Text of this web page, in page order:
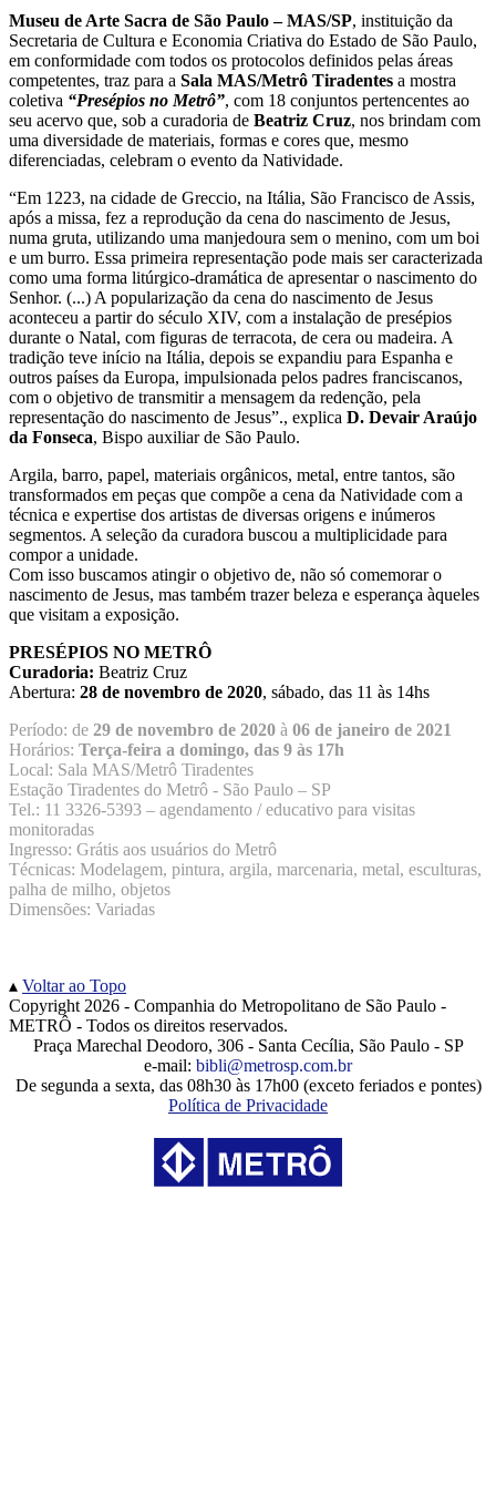
Museu de Arte Sacra de São Paulo – MAS/SP, instituição da
Secretaria de Cultura e Economia Criativa do Estado de São Paulo,
em conformidade com todos os protocolos definidos pelas áreas
competentes, traz para a Sala MAS/Metrô Tiradentes a mostra
coletiva “Presépios no Metrô”, com 18 conjuntos pertencentes ao
seu acervo que, sob a curadoria de Beatriz Cruz, nos brindam com
uma diversidade de materiais, formas e cores que, mesmo
diferenciadas, celebram o evento da Natividade.
“Em 1223, na cidade de Greccio, na Itália, São Francisco de Assis,
após a missa, fez a reprodução da cena do nascimento de Jesus,
numa gruta, utilizando uma manjedoura sem o menino, com um boi
e um burro. Essa primeira representação pode mais ser caracterizada
como uma forma litúrgico-dramática de apresentar o nascimento do
Senhor. (...) A popularização da cena do nascimento de Jesus
aconteceu a partir do século XIV, com a instalação de presépios
durante o Natal, com figuras de terracota, de cera ou madeira. A
tradição teve início na Itália, depois se expandiu para Espanha e
outros países da Europa, impulsionada pelos padres franciscanos,
com o objetivo de transmitir a mensagem da redenção, pela
representação do nascimento de Jesus”., explica D. Devair Araújo
da Fonseca, Bispo auxiliar de São Paulo.
Argila, barro, papel, materiais orgânicos, metal, entre tantos, são
transformados em peças que compõe a cena da Natividade com a
técnica e expertise dos artistas de diversas origens e inúmeros
segmentos. A seleção da curadora buscou a multiplicidade para
compor a unidade.
Com isso buscamos atingir o objetivo de, não só comemorar o
nascimento de Jesus, mas também trazer beleza e esperança àqueles
que visitam a exposição.
PRESÉPIOS NO METRÔ
Curadoria: Beatriz Cruz
Abertura: 28 de novembro de 2020, sábado, das 11 às 14hs
Período: de 29 de novembro de 2020 à 06 de janeiro de 2021
Horários: Terça-feira a domingo, das 9 às 17h
Local: Sala MAS/Metrô Tiradentes
Estação Tiradentes do Metrô - São Paulo – SP
Tel.: 11 3326-5393 – agendamento / educativo para visitas
monitoradas
Ingresso: Grátis aos usuários do Metrô
Técnicas: Modelagem, pintura, argila, marcenaria, metal, esculturas,
palha de milho, objetos
Dimensões: Variadas
▴ Voltar ao Topo
Copyright 2026 - Companhia do Metropolitano de São Paulo -
METRÔ - Todos os direitos reservados.
Praça Marechal Deodoro, 306 - Santa Cecília, São Paulo - SP
e-mail: bibli@metrosp.com.br
De segunda a sexta, das 08h30 às 17h00 (exceto feriados e pontes)
Política de Privacidade